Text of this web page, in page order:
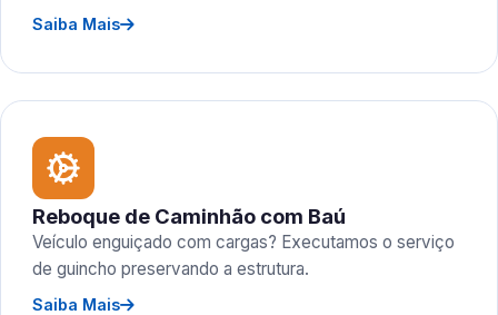
Saiba Mais
Reboque de Caminhão com Baú
Veículo enguiçado com cargas? Executamos o serviço
de guincho preservando a estrutura.
Saiba Mais